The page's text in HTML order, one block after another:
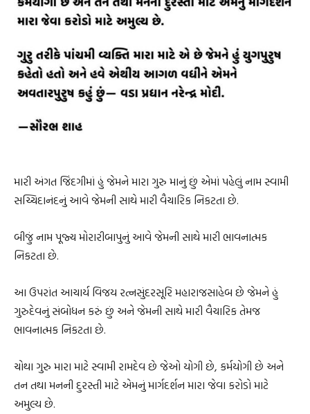
મારી અંગત જિંદગીમાં હું જેમને મારા ગુરુ માનું છું એમાં પહેલું નામ સ્વામી
સચ્ચિદાનંદનું આવે જેમની સાથે મારી વૈચારિક નિકટતા છે.
બીજું નામ પૂજ્ય મોરારીબાપુનું આવે જેમની સાથે મારી ભાવનાત્મક
નિકટતા છે.
આ ઉપરાંત આચાર્ય વિજય રત્નસુંદરસૂરિ મહારાજસાહેબ છે જેમને હું
ગુરુદેવનું સંબોધન કરું છું અને જેમની સાથે મારી વૈચારિક તેમજ
ભાવનાત્મક નિકટતા છે.
ચોથા ગુરુ મારા માટે સ્વામી રામદેવ છે જેઓ યોગી છે, કર્મયોગી છે અને
તન તથા મનની દુરસ્તી માટે એમનું માર્ગદર્શન મારા જેવા કરોડો માટે
અમુલ્ય છે.